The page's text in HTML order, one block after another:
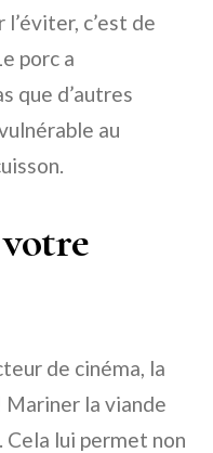
c’est de
porc a
que d’autres
au
de cinéma, la
la viande
lui permet non